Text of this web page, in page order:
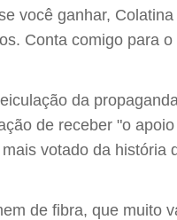
você ganhar,
Conta comigo para o
da
de receber "o
votado da história
de fibra, que muito